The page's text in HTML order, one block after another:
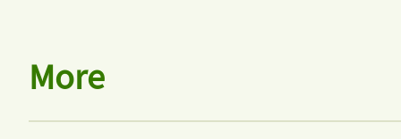
More